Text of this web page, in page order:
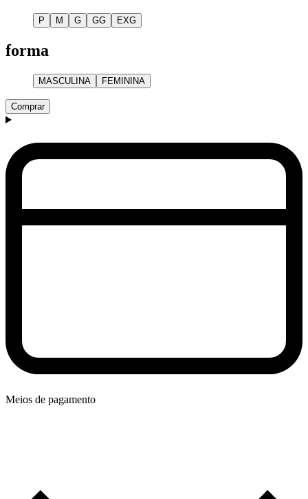
P M G GG EXG
forma
MASCULINA FEMININA
Comprar
Meios de pagamento